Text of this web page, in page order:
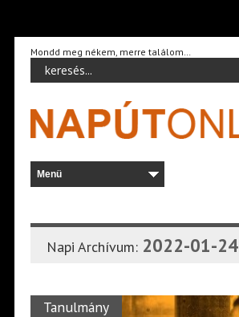
Mondd meg nékem, merre találom…
Napi Archívum: 2022-01-24
Tanulmány